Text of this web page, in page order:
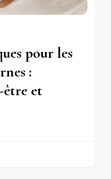
pour les
:
et